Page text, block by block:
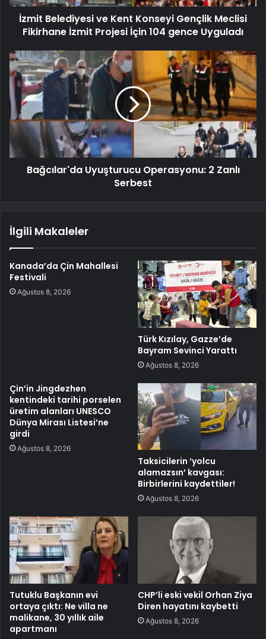
İzmit Belediyesi ve Kent Konseyi Gençlik Meclisi
Fikirhane İzmit Projesi İçin 104 gence Uyguladı
Bağcılar'da Uyuşturucu Operasyonu: 2 Zanlı
Serbest
İlgili Makaleler
Kanada’da Çin Mahallesi
Festivali
Ağustos 8, 2026
Türk Kızılay, Gazze’de
Bayram Sevinci Yarattı
Ağustos 8, 2026
Çin’in Jingdezhen
kentindeki tarihi porselen
üretim alanları UNESCO
Dünya Mirası Listesi’ne
girdi
Ağustos 8, 2026
Taksicilerin ‘yolcu
alamazsın’ kavgası:
Birbirlerini kaydettiler!
Ağustos 8, 2026
Tutuklu Başkanın evi
ortaya çıktı: Ne villa ne
malikane, 30 yıllık aile
apartmanı
CHP’li eski vekil Orhan Ziya
Diren hayatını kaybetti
Ağustos 8, 2026